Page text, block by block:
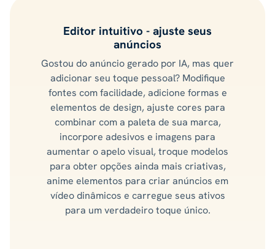
Editor intuitivo - ajuste seus
anúncios
Gostou do anúncio gerado por IA, mas quer
adicionar seu toque pessoal? Modifique
fontes com facilidade, adicione formas e
elementos de design, ajuste cores para
combinar com a paleta de sua marca,
incorpore adesivos e imagens para
aumentar o apelo visual, troque modelos
para obter opções ainda mais criativas,
anime elementos para criar anúncios em
vídeo dinâmicos e carregue seus ativos
para um verdadeiro toque único.